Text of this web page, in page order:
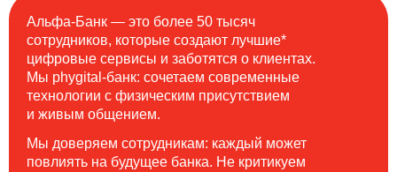
Альфа-Банк — это более 50 тысяч
сотрудников, которые создают лучшие*
цифровые сервисы и заботятся о клиентах.
Мы phygital-банк: сочетаем современные
технологии с физическим присутствием
и живым общением.
Мы доверяем сотрудникам: каждый может
повлиять на будущее банка. Не критикуем